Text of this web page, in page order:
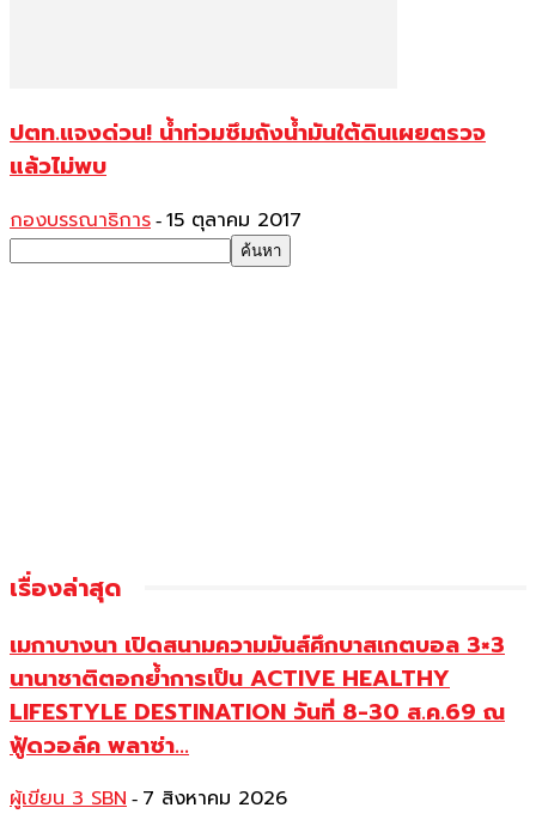
ปตท.แจงด่วน! น้ำท่วมซึมถังน้ำมันใต้ดินเผยตรวจ
แล้วไม่พบ
กองบรรณาธิการ - 15 ตุลาคม 2017
เรื่องล่าสุด
เมกาบางนา เปิดสนามความมันส์ศึกบาสเกตบอล 3×3
นานาชาติตอกย้ำการเป็น ACTIVE HEALTHY
LIFESTYLE DESTINATION วันที่ 8-30 ส.ค.69 ณ
ฟู้ดวอล์ค พลาซ่า...
ผู้เขียน 3 SBN - 7 สิงหาคม 2026